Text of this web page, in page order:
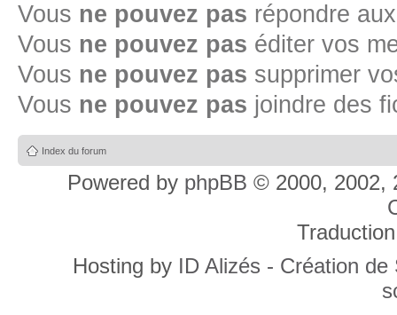
Vous ne pouvez pas répondre
Vous ne pouvez pas éditer vos
Vous ne pouvez pas supprimer
Vous ne pouvez pas joindre des
Index du forum
Powered by phpBB © 2000, 2002,
Hosting by ID Alizés - Création